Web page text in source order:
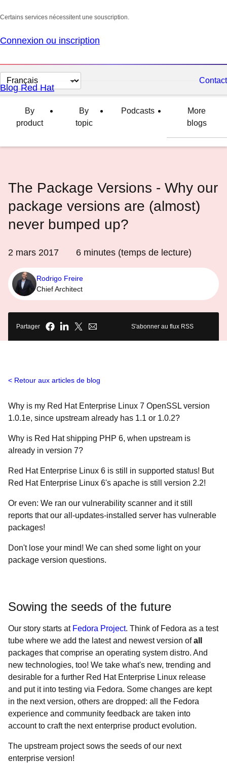
Certains services nécessitent une souscription.
Connexion ou inscription
Changer
la
langue
Contact
Blog Red Hat
By
product
By
topic
Podcasts
More
blogs
The Package Versions - Why our
package versions are (almost)
never bumped up?
2 mars 2017 6 minutes (temps de lecture)
Rodrigo Freire
Chief Architect
Partager S'abonner au flux RSS
Retour aux articles de blog
Why is my Red Hat Enterprise Linux 7 OpenSSL version
1.0.1e, since upstream already has 1.1 or 1.0.2?
Why is Red Hat shipping PHP 6, when upstream is
already in version 7?
Red Hat Enterprise Linux 6 is still in supported status! But
Red Hat Enterprise Linux 6's apache is still version 2.2!
Or even: We ran our vulnerability scanner and it still
reports that our all-updates-installed server has vulnerable
packages!
Don't lose your mind! We can shed some light on your
package version questions.
Sowing the seeds of the future
Our story starts at Fedora Project. Think of Fedora as a test
tube where we add the latest and newest version ofall
packages that comprise an operating system distro. And
new technologies, too! We take what's new, trending and
desirable for a further Red Hat Enterprise Linux release
and put it into testing via Fedora. Some changes are kept
in the next version, others are dropped: all the Fedora
experience and community feedback are taken into
account to craft the next enterprise product evolution.
The upstream project sows the seeds of our next
enterprise version!